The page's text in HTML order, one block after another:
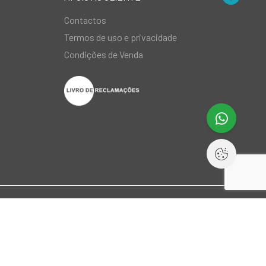
Contactos
Termos de uso e privacidade
Condições de Venda